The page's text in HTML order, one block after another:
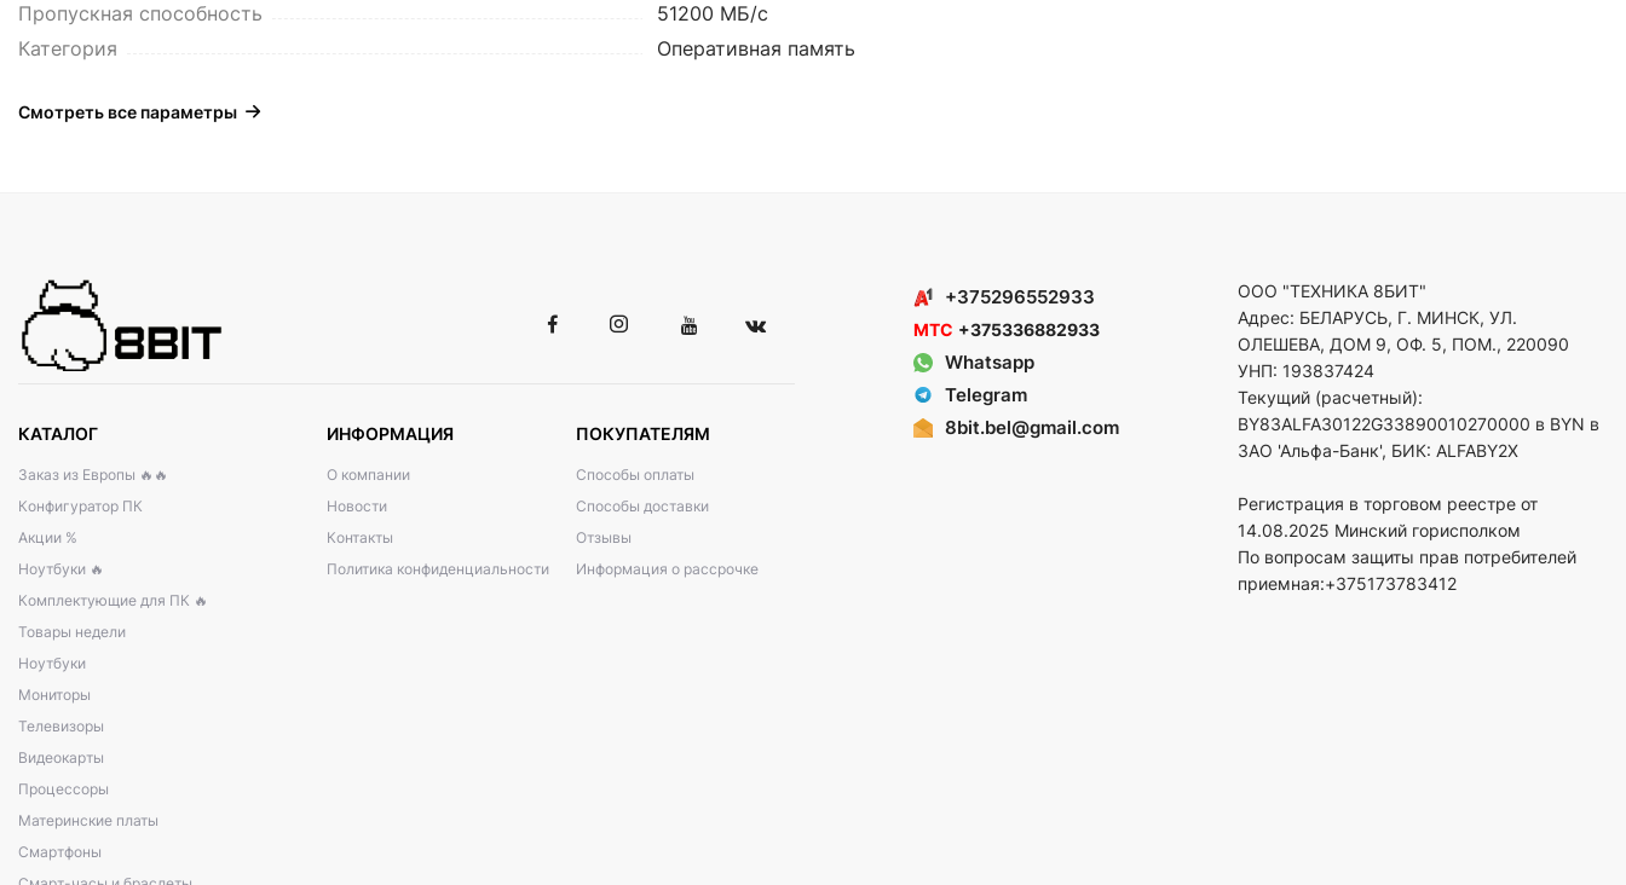
Пропускная способность
51200 МБ/с
Категория
Оперативная память
Смотреть все параметры
КАТАЛОГ
Заказ из Европы 🔥🔥
Конфигуратор ПК
Акции %
Ноутбуки 🔥
Комплектующие для ПК 🔥
Товары недели
Ноутбуки
Мониторы
Телевизоры
Видеокарты
Процессоры
Материнские платы
Смартфоны
ИНФОРМАЦИЯ
О компании
Новости
Контакты
Политика конфиденциальности
ПОКУПАТЕЛЯМ
Способы оплаты
Способы доставки
Отзывы
Информация о рассрочке
+375296552933
МТС +375336882933
Whatsapp
Telegram
8bit.bel@gmail.com
ООО "ТЕХНИКА 8БИТ"
Адрес: БЕЛАРУСЬ, Г. МИНСК, УЛ.
ОЛЕШЕВА, ДОМ 9, ОФ. 5, ПОМ., 220090
УНП: 193837424
Текущий (расчетный):
BY83ALFA30122G33890010270000 в BYN в
ЗАО 'Альфа-Банк', БИК: ALFABY2X
Регистрация в торговом реестре от
14.08.2025 Минский горисполком
По вопросам защиты прав потребителей
приемная:+375173783412